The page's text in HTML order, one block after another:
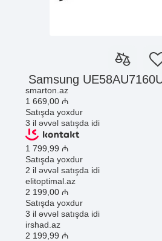
Samsung
smarton.az
1 669 ,00 ₼
Satışda yoxdur
3 il əvvəl satışda idi
1 799 ,99 ₼
Satışda yoxdur
2 il əvvəl satışda idi
elitoptimal.az
2 199 ,00 ₼
Satışda yoxdur
3 il əvvəl satışda idi
irshad.az
2 199 ,99 ₼